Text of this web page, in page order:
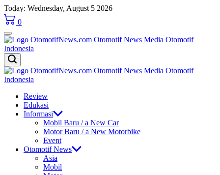
Skip
to
content
Today: Wednesday, August 5 2026
0
OtomotifNews.com
OtomotifNews.com
Review
Edukasi
Informasi
Mobil Baru / a New Car
Motor Baru / a New Motorbike
Event
Otomotif News
Asia
Mobil